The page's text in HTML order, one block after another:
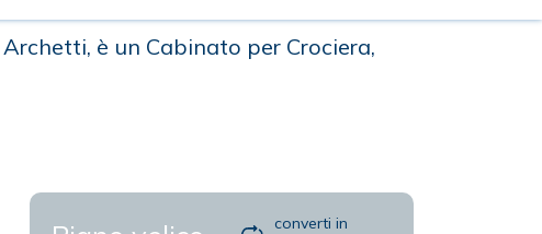
è un Cabinato per Crociera,
converti in